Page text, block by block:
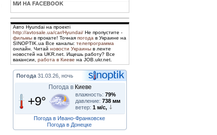
МИ НА FACEBOOK
Авто Hyundai на проекті
http://avtosale.ua/car/Hyundai/ Не пропустите -
фильмы в прокате! Точная погода в Украине на
SINOPTIK.ua Все каналы: телепрограмма
онлайн. Читай новости Украины в ленте
новостей на UKR.net. Ищешь работу? Все
вакансии, работа в Киеве на JOB.ukr.net.
Погода 31.03.26, ночь
Погода в Киеве
+9° влажность: 79%
давление: 738 мм
ветер: 1 м/с,
Погода в Ивано-Франковске
Погода в Донецке